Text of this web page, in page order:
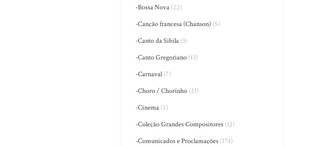
-Bossa Nova (22)
-Canção francesa (Chanson) (5)
-Canto da Sibila (3)
-Canto Gregoriano (13)
-Carnaval (7)
-Choro / Chorinho (21)
-Cinema (5)
-Coleção Grandes Compositores (12)
-Comunicados e Proclamações (174)